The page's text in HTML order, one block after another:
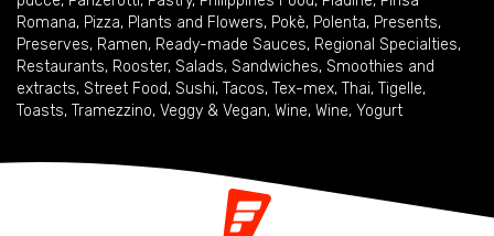
Romana, Pizza, Plants and Flowers, Pokè, Polenta, Presents,
Preserves, Ramen, Ready-made Sauces, Regional Specialties,
Restaurants, Rooster, Salads, Sandwiches, Smoothies and
extracts, Street Food, Sushi, Tacos, Tex-mex, Thai, Tigelle,
Toasts, Tramezzino, Veggy & Vegan, Wine, Wine, Yogurt